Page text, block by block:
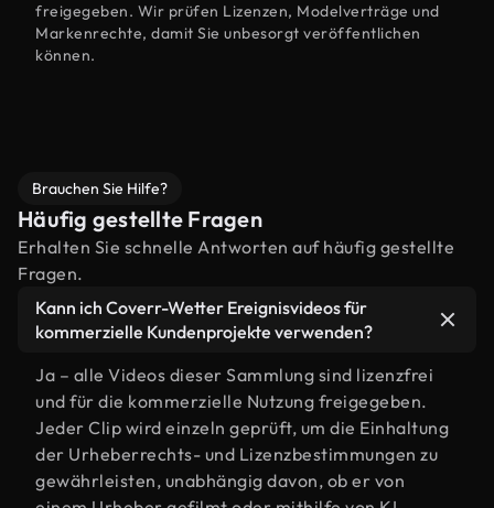
freigegeben. Wir prüfen Lizenzen, Modelverträge und
Markenrechte, damit Sie unbesorgt veröffentlichen
können.
Brauchen Sie Hilfe?
Häufig gestellte Fragen
Erhalten Sie schnelle Antworten auf häufig gestellte
Fragen.
Kann ich Coverr-Wetter Ereignisvideos für
kommerzielle Kundenprojekte verwenden?
Ja – alle Videos dieser Sammlung sind lizenzfrei
und für die kommerzielle Nutzung freigegeben.
Jeder Clip wird einzeln geprüft, um die Einhaltung
der Urheberrechts- und Lizenzbestimmungen zu
gewährleisten, unabhängig davon, ob er von